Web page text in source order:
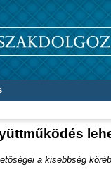
a kisebbség